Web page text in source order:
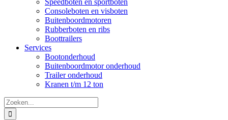
Speedboten en sportboten
Consoleboten en visboten
Buitenboordmotoren
Rubberboten en ribs
Boottrailers
Services
Bootonderhoud
Buitenboordmotor onderhoud
Trailer onderhoud
Kranen t/m 12 ton
Zoeken
naar: